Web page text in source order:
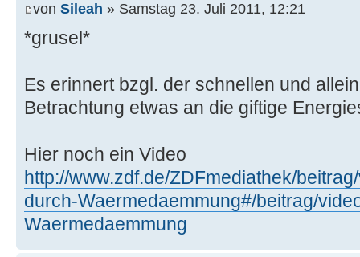
von Sileah » Samstag 23. Juli 2011, 12:21
*grusel*
Es erinnert bzgl. der schnellen und
Betrachtung etwas an die giftige
Hier noch ein Video
http://www.zdf.de/ZDFmediathek/
durch-Waermedaemmung#/beitrag/
Waermedaemmung